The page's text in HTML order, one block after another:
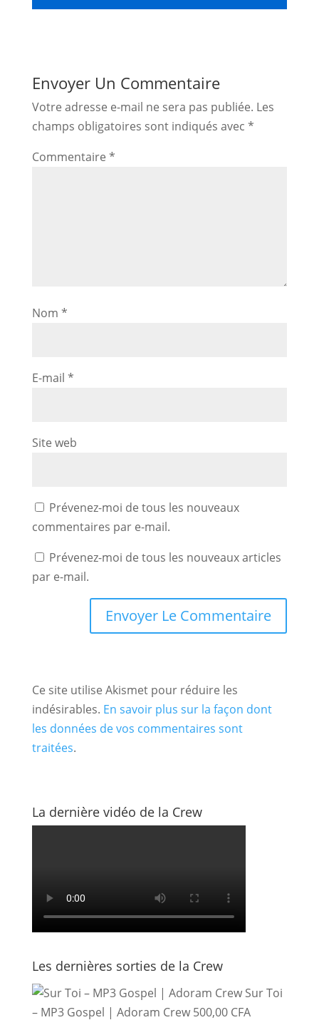
Envoyer Un Commentaire
Votre adresse e-mail ne sera pas publiée. Les
champs obligatoires sont indiqués avec *
Commentaire *
Nom *
E-mail *
Site web
Prévenez-moi de tous les nouveaux
commentaires par e-mail.
Prévenez-moi de tous les nouveaux articles
par e-mail.
Ce site utilise Akismet pour réduire les
indésirables. En savoir plus sur la façon dont
les données de vos commentaires sont
traitées.
La dernière vidéo de la Crew
Les dernières sorties de la Crew
Sur Toi
– MP3 Gospel | Adoram Crew 500,00 CFA